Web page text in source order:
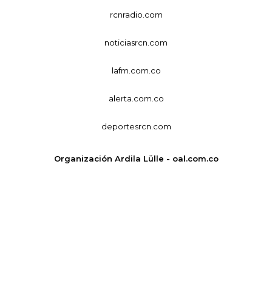
rcnradio.com
noticiasrcn.com
lafm.com.co
alerta.com.co
deportesrcn.com
Organización Ardila Lülle - oal.com.co